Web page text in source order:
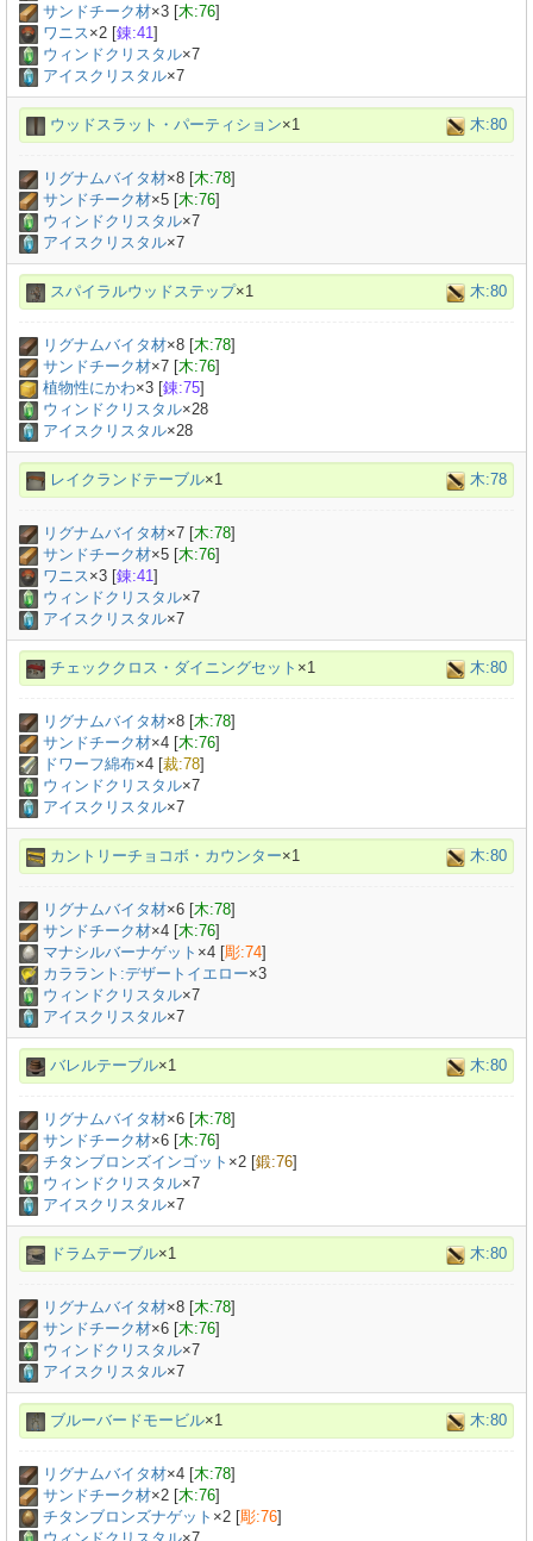
サンドチーク材×3 [木:76]
ワニス×2 [錬:41]
ウィンドクリスタル×7
アイスクリスタル×7
ウッドスラット・パーティション×1 木:80
リグナムバイタ材×8 [木:78]
サンドチーク材×5 [木:76]
ウィンドクリスタル×7
アイスクリスタル×7
スパイラルウッドステップ×1 木:80
リグナムバイタ材×8 [木:78]
サンドチーク材×7 [木:76]
植物性にかわ×3 [錬:75]
ウィンドクリスタル×28
アイスクリスタル×28
レイクランドテーブル×1 木:78
リグナムバイタ材×7 [木:78]
サンドチーク材×5 [木:76]
ワニス×3 [錬:41]
ウィンドクリスタル×7
アイスクリスタル×7
チェッククロス・ダイニングセット ×1 木:80
リグナムバイタ材×8 [木:78]
サンドチーク材×4 [木:76]
ドワーフ綿布×4 [裁:78]
ウィンドクリスタル×7
アイスクリスタル×7
カントリーチョコボ・カウンター×1 木:80
リグナムバイタ材×6 [木:78]
サンドチーク材×4 [木:76]
マナシルバーナゲット ×4 [彫:74]
カララント:デザートイエロー×3
ウィンドクリスタル×7
アイスクリスタル×7
バレルテーブル×1 木:80
リグナムバイタ材×6 [木:78]
サンドチーク材×6 [木:76]
チタンブロンズインゴット ×2 [鍛:76]
ウィンドクリスタル×7
アイスクリスタル×7
ドラムテーブル×1 木:80
リグナムバイタ材×8 [木:78]
サンドチーク材×6 [木:76]
ウィンドクリスタル×7
アイスクリスタル×7
ブルーバードモービル×1 木:80
リグナムバイタ材×4 [木:78]
サンドチーク材×2 [木:76]
チタンブロンズナゲット ×2 [彫:76]